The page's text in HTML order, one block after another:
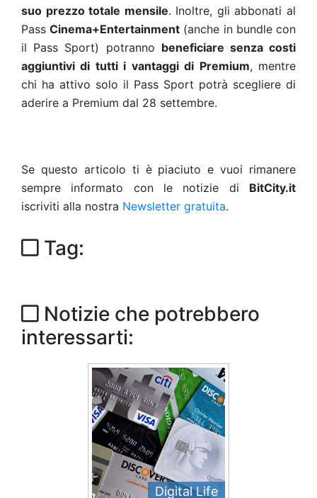
suo prezzo totale mensile. Inoltre, gli abbonati al
PassCinema+Entertainment (anche in bundle con
il Pass Sport) potranno beneficiare senza costi
aggiuntivi di tutti i vantaggi di Premium, mentre
chi ha attivo solo il Pass Sport potrà scegliere di
aderire a Premium dal 28 settembre.
Se questo articolo ti è piaciuto e vuoi rimanere
sempre informato con le notizie di BitCity.it
iscriviti alla nostra Newsletter gratuita.
Tag:
Notizie che potrebbero
interessarti:
Digital Life